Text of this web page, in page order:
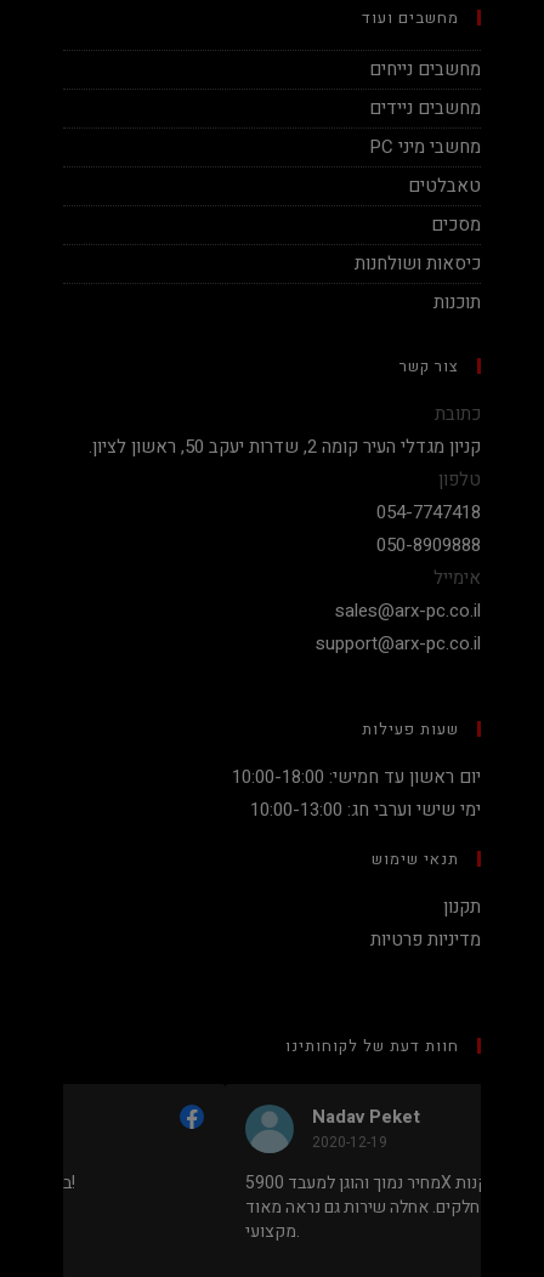
מחשבים ועוד
מחשבים נייחים
מחשבים ניידים
מחשבי מיני PC
טאבלטים
מסכים
כיסאות ושולחנות
תוכנות
צור קשר
כתובת
קניון מגדלי העיר קומה 2, שדרות יעקב 50, ראשון לציון.
טלפון
054-7747418
050-8909888
אימייל
sales@arx-pc.co.il
support@arx-pc.co.il
שעות פעילות
יום ראשון עד חמישי: 10:00-18:00
ימי שישי וערבי חג: 10:00-13:00
תנאי שימוש
תקנון
מדיניות פרטיות
חוות דעת של לקוחותינו
Nadav Peket
מחשב שלם או עוד חלקים. אחלה שירות גם נראה מאוד